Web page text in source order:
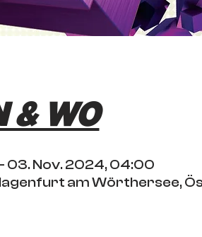
& WO
03. Nov. 2024, 04:00
am Wörthersee,